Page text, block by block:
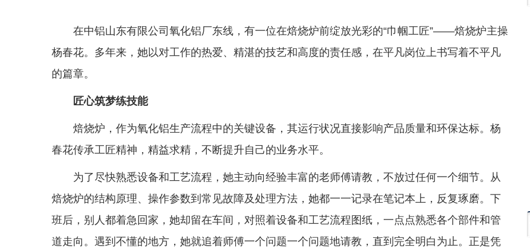
在中铝山东有限公司氧化铝厂东线，有一位在焙烧炉前绽放光彩的“巾帼工匠”——焙烧炉主操
杨春花。多年来，她以对工作的热爱、精湛的技艺和高度的责任感，在平凡岗位上书写着不平凡
的篇章。
匠心筑梦练技能
焙烧炉，作为氧化铝生产流程中的关键设备，其运行状况直接影响产品质量和环保达标。杨
春花传承工匠精神，精益求精，不断提升自己的业务水平。
为了尽快熟悉设备和工艺流程，她主动向经验丰富的老师傅请教，不放过任何一个细节。从
焙烧炉的结构原理、操作参数到常见故障及处理方法，她都一一记录在笔记本上，反复琢磨。下
班后，别人都着急回家，她却留在车间，对照着设备和工艺流程图纸，一点点熟悉各个部件和管
道走向。遇到不懂的地方，她就追着师傅一个问题一个问题地请教，直到完全明白为止。正是凭